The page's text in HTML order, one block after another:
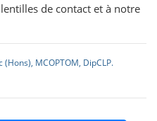
de contact et à notre
MCOPTOM, DipCLP.